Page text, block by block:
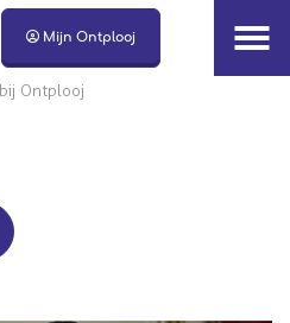
Mijn Ontplooj
Ontplooj